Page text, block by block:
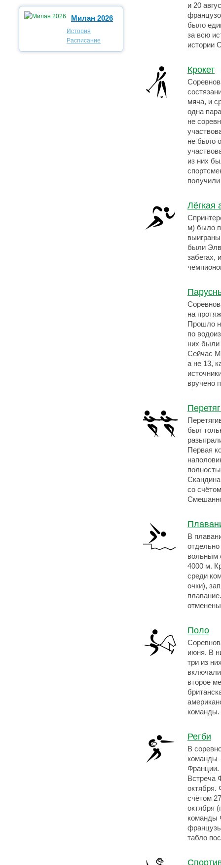
Милан 2026
История
Расписание
и 20
было
за всю
истории
Крокет
мяча, и
одна
не
не было
из них
Лёгкая
м) было
были
забегах,
на
Прошло
по
них
Сейчас
а не 13,
вручено
был
Первая
со
В
вольным
4000 м.
среди
очки),
Поло
июня. В
три из
второе
команды.
Регби
В
команды
Франции.
Встреча
октября.
счётом
октября
команды
табло